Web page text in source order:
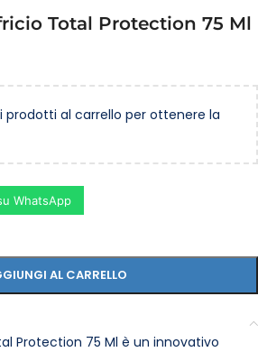
Total Protection 75 Ml
prodotti al carrello per ottenere la
AL CARRELLO
WhatsApp
Protection 75 Ml è un innovativo